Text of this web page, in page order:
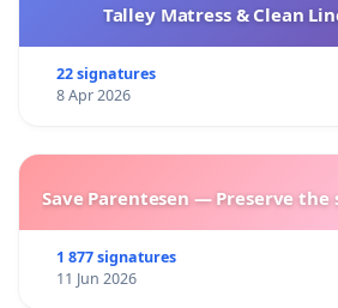
Talley Matress & Clean
22 signatures
8 Apr 2026
Save Parentesen — Preserve
1 877 signatures
11 Jun 2026